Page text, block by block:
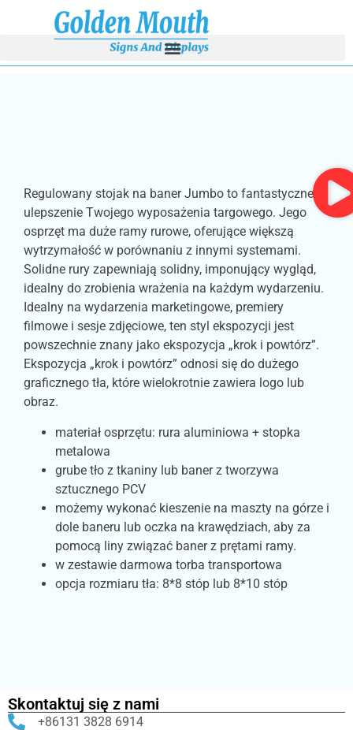
Regulowany stojak na baner Jumbo to fantastyczne
ulepszenie Twojego wyposażenia targowego. Jego
osprzęt ma duże ramy rurowe, oferujące większą
wytrzymałość w porównaniu z innymi systemami.
Solidne rury zapewniają solidny, imponujący wygląd,
idealny do zrobienia wrażenia na każdym wydarzeniu.
Idealny na wydarzenia marketingowe, premiery
filmowe i sesje zdjęciowe, ten styl ekspozycji jest
powszechnie znany jako ekspozycja „krok i powtórz”.
Ekspozycja „krok i powtórz” odnosi się do dużego
graficznego tła, które wielokrotnie zawiera logo lub
obraz.
materiał osprzętu: rura aluminiowa + stopka
metalowa
grube tło z tkaniny lub baner z tworzywa
sztucznego PCV
możemy wykonać kieszenie na maszty na górze i
dole baneru lub oczka na krawędziach, aby za
pomocą liny związać baner z prętami ramy.
w zestawie darmowa torba transportowa
opcja rozmiaru tła: 8*8 stóp lub 8*10 stóp
Skontaktuj się z nami
+86131 3828 6914